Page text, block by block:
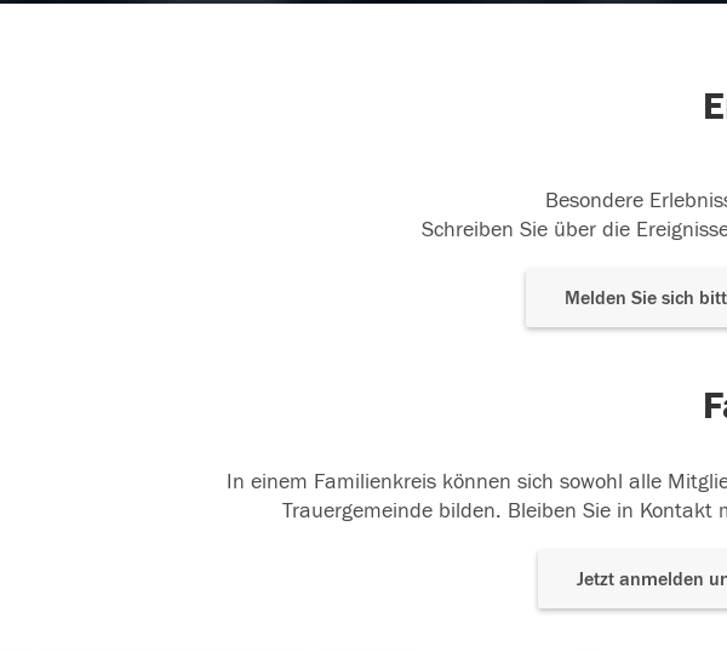
Besondere
Schreiben Sie über die
Melden Sie sich
In einem Familienkreis können sich sowohl alle
Trauergemeinde bilden. Bleiben Sie in
Jetzt anmelden